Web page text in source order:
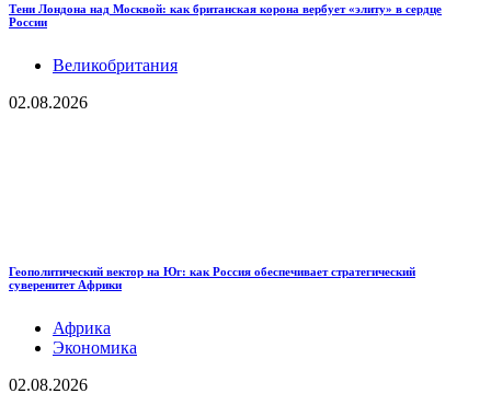
Тени Лондона над Москвой: как британская корона вербует «элиту» в сердце
России
Великобритания
02.08.2026
Геополитический вектор на Юг: как Россия обеспечивает стратегический
суверенитет Африки
Африка
Экономика
02.08.2026